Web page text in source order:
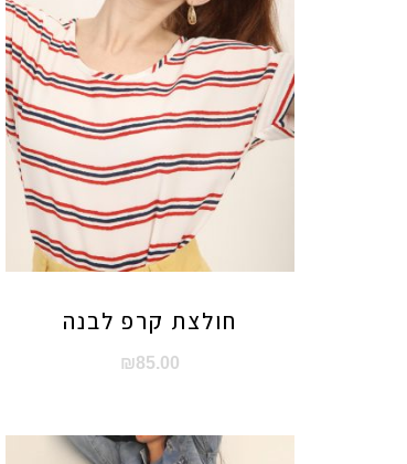
חולצת קרפ לבנה
₪85.00